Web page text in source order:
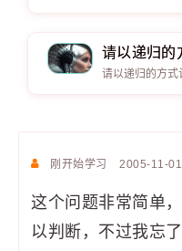
请以递归
请以递归的方
刚开始学习 2005-11-
这个问题非常简单
以判断，不过我忘